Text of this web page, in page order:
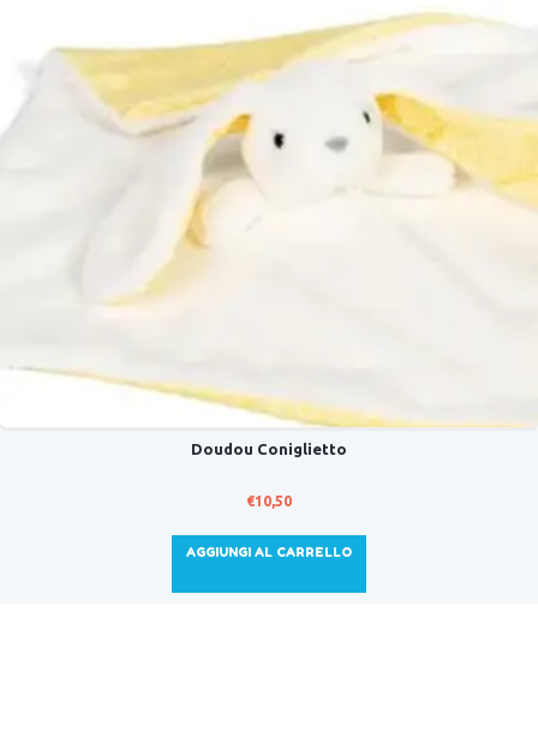
Doudou Coniglietto
€10,50
AGGIUNGI AL CARRELLO